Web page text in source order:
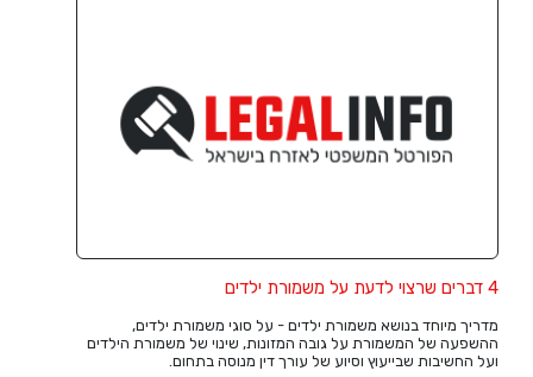
4 דברים שרצוי לדעת על משמורת ילדים
מדריך מיוחד בנושא משמורת ילדים - על סוגי משמורת ילדים,
ההשפעה של המשמורת על גובה המזונות, שינוי של משמורת הילדים
ועל החשיבות שבייעוץ וסיוע של עורך דין מנוסה בתחום.